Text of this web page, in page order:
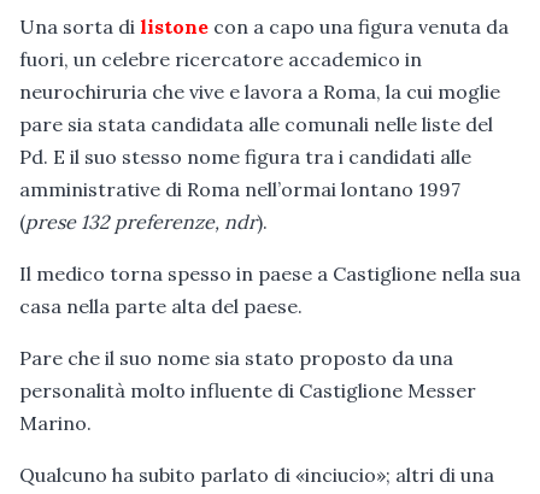
Una sorta di listone con a capo una figura venuta da
fuori, un celebre ricercatore accademico in
neurochiruria che vive e lavora a Roma, la cui moglie
pare sia stata candidata alle comunali nelle liste del
Pd. E il suo stesso nome figura tra i candidati alle
amministrative di Roma nell’ormai lontano 1997
(prese 132 preferenze, ndr).
Il medico torna spesso in paese a Castiglione nella sua
casa nella parte alta del paese.
Pare che il suo nome sia stato proposto da una
personalità molto influente di Castiglione Messer
Marino.
Qualcuno ha subito parlato di «inciucio»; altri di una